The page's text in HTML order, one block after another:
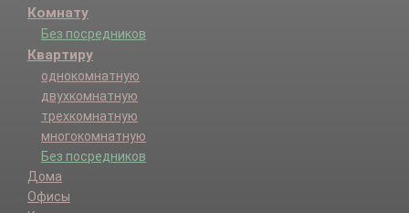
Комнату
Без посредников
Квартиру
однокомнатную
двухкомнатную
трехкомнатную
многокомнатную
Без посредников
Дома
Офисы